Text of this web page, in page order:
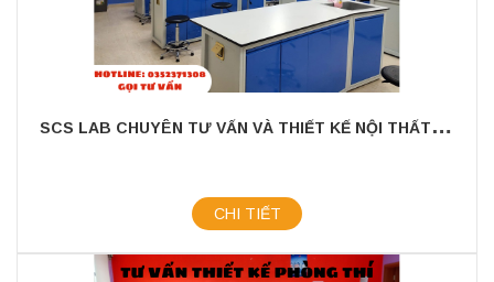
S
CS LAB CHUYÊN TƯ VẤN VÀ THIẾT KẾ NỘI THẤT PHÒNG THÍ NGHIỆM THEO YÊU CẦU
CHI TIẾT